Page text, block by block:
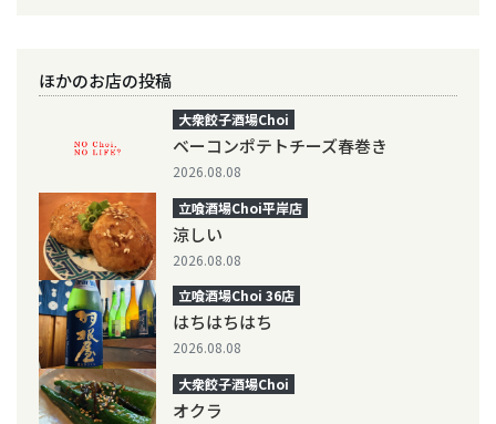
ほかのお店の投稿
大衆餃子酒場Choi
ベーコンポテトチーズ春巻き
2026.08.08
立喰酒場Choi平岸店
涼しい
2026.08.08
立喰酒場Choi 36店
はちはちはち
2026.08.08
大衆餃子酒場Choi
オクラ